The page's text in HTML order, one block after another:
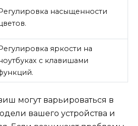
насыщенности
яркости на
с клавишами
могут варьироваться в
вашего устройства и